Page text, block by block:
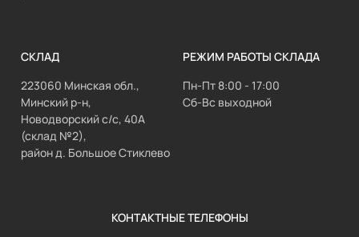
СКЛАД
223060 Минская обл.,
Минский р-н,
Новодворский с/с, 40А
(склад №2),
район д. Большое Стиклево
РЕЖИМ РАБОТЫ СКЛАДА
Пн-Пт 8:00 - 17:00
Сб-Вс выходной
КОНТАКТНЫЕ ТЕЛЕФОНЫ